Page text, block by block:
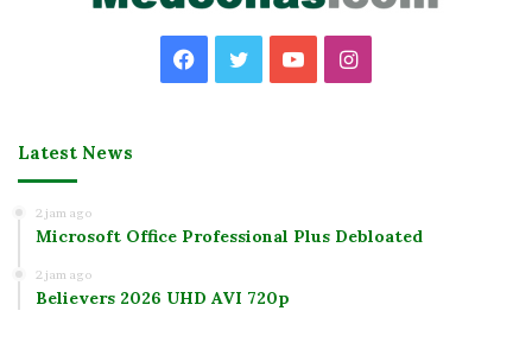
Facebook
TwitterYouTubeInstagram
Latest News
2 jam ago
Microsoft Office Professional Plus Debloated
2 jam ago
Believers 2026 UHD AVI 720p